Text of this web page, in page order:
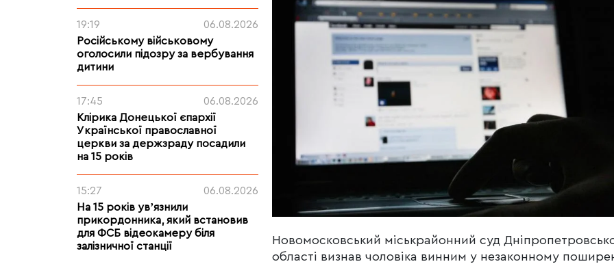
19:19
06.08.2026
Російському військовому
оголосили підозру за вербування
дитини
17:45
06.08.2026
Клірика Донецької єпархії
Української православної
церкви за держзраду посадили
на 15 років
15:27
06.08.2026
На 15 років увʼязнили
прикордонника, який встановив
для ФСБ відеокамеру біля
залізничної станції
Новомосковський міськрайонний суд
області визнав чоловіка винним у незаконному